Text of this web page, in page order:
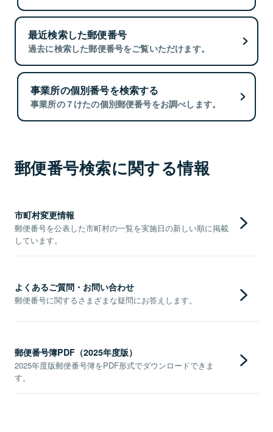
最近検索した郵便番号
過去に検索した郵便番号をご覧いただけます。
事業所の個別番号を検索する
事業所の７けたの個別郵便番号をお調べします。
郵便番号検索に関する情報
市町村変更情報
郵便番号を公表した市町村の一覧を実施日の新しい順に掲載
しています。
よくあるご質問・お問い合わせ
郵便番号に関するさまざまな疑問にお答えします。
郵便番号簿PDF（2025年度版）
2025年度版郵便番号簿をPDF形式でダウンロードできま
す。